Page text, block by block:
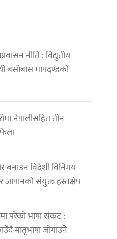
नीति : विद्युतीय
बसोबास मापदण्डको
नेपालीसहित तीन
फेला
बनाउन विदेशी विनिमय
जापानको संयुक्त हस्तक्षेप
परेको भाषा संकट :
मातृभाषा जोगाउने